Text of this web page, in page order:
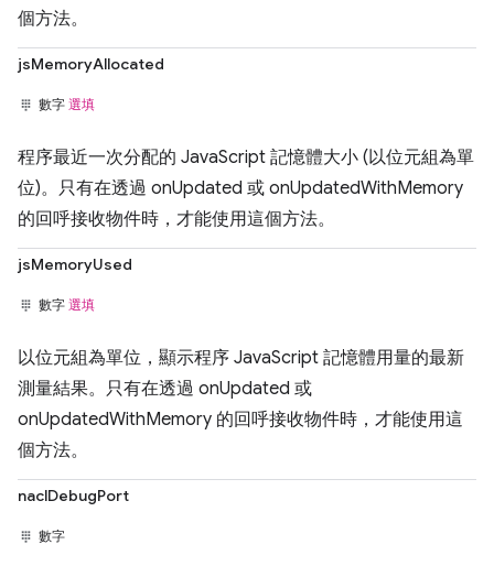
個方法。
jsMemoryAllocated
數字 選填
程序最近一次分配的 JavaScript 記憶體大小 (以位元組為單
位)。只有在透過 onUpdated 或 onUpdatedWithMemory
的回呼接收物件時，才能使用這個方法。
jsMemoryUsed
數字 選填
以位元組為單位，顯示程序 JavaScript 記憶體用量的最新
測量結果。只有在透過 onUpdated 或
onUpdatedWithMemory 的回呼接收物件時，才能使用這
個方法。
naclDebugPort
數字